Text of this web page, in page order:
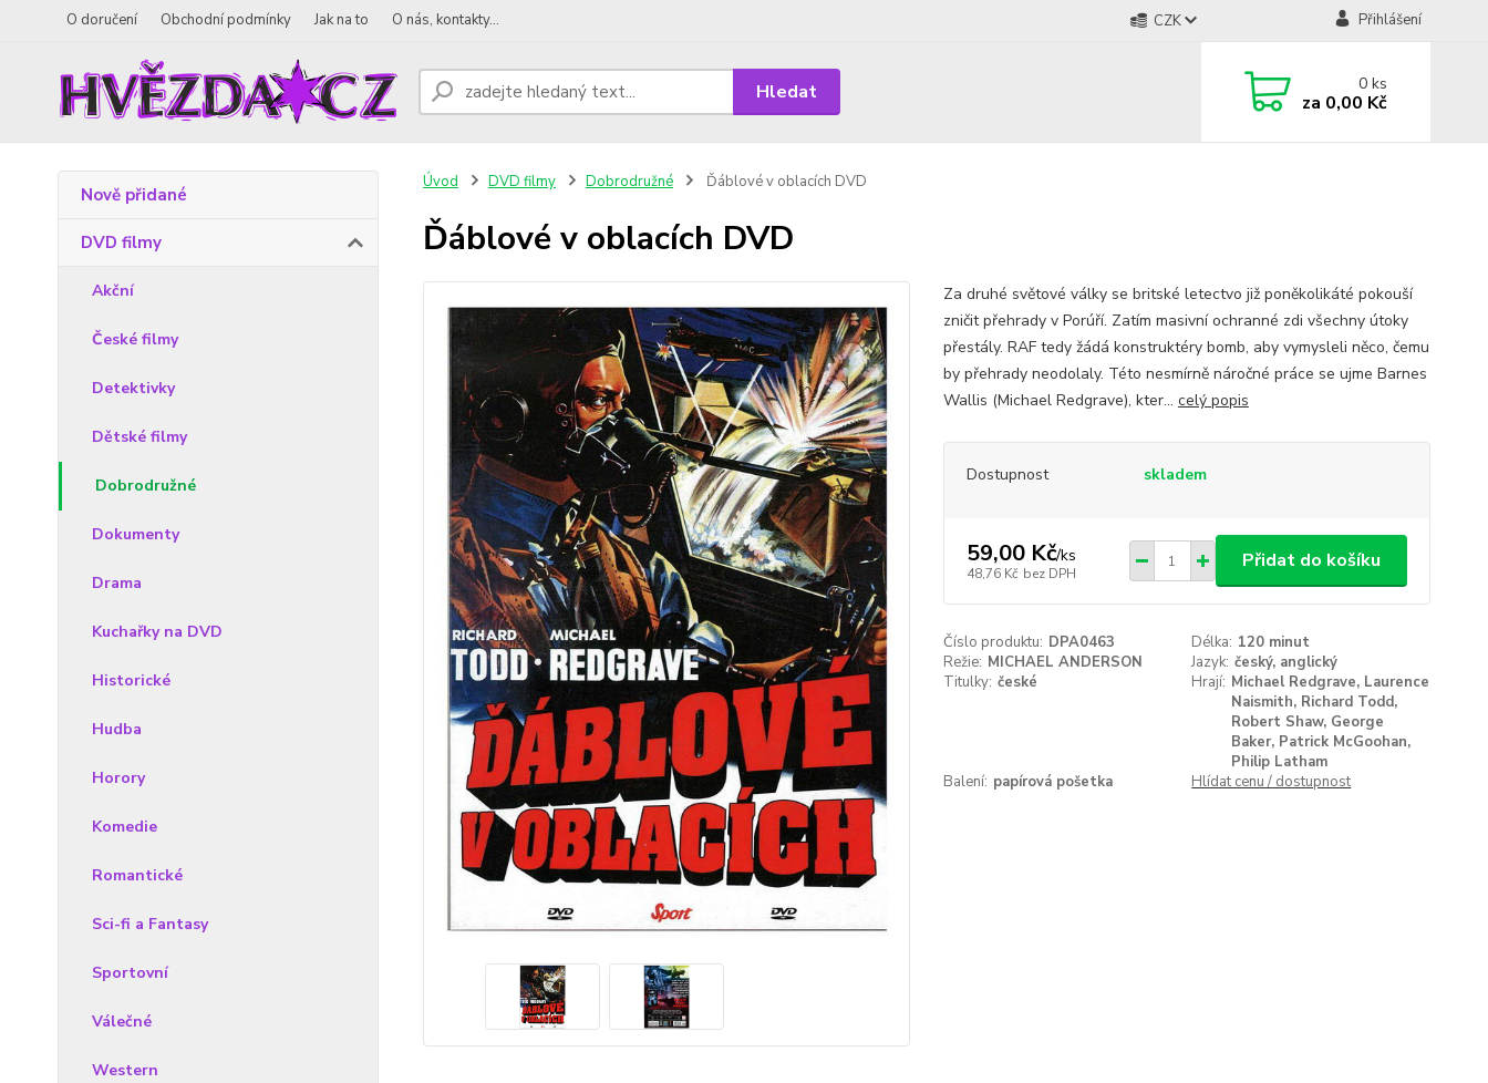
O doručení Obchodní podmínky Jak na to O nás, kontakty... CZK Přihlášení
Hledat 0ks
za 0,00 Kč
Nově přidané
DVD filmy
Akční
České filmy
Detektivky
Dětské filmy
Dobrodružné
Dokumenty
Drama
Kuchařky na DVD
Historické
Hudba
Horory
Komedie
Romantické
Sci-fi a Fantasy
Sportovní
Válečné
Western
Úvod DVD filmy Dobrodružné Ďáblové v oblacích DVD
Ďáblové v oblacích DVD
Za druhé světové války se britské letectvo již poněkolikáté pokouší
zničit přehrady v Porúří. Zatím masivní ochranné zdi všechny útoky
přestály. RAF tedy žádá konstruktéry bomb, aby vymysleli něco, čemu
by přehrady neodolaly. Této nesmírně náročné práce se ujme Barnes
Wallis (Michael Redgrave), kter... celý popis
Dostupnost skladem
59,00 Kč/ks
48,76 Kč bez DPH
Přidat do košíku
Číslo produktu: DPA0463 Délka: 120 minut
Režie: MICHAEL ANDERSON Jazyk: český, anglický
Titulky: české Hrají: Michael Redgrave, Laurence
Naismith, Richard Todd,
Robert Shaw, George
Baker, Patrick McGoohan,
Philip Latham
Balení: papírová pošetka Hlídat cenu / dostupnost